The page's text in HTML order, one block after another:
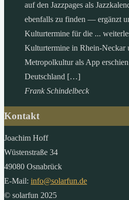
auf den Jazzpages als
ebenfalls zu finden — ergänzt
Kulturtermine für die ...
Kulturtermine in Rhein-Neckar
Metropolkultur als App
Deutschland […]
Frank Schindelbeck
Kontakt
Joachim Hoff
Wüstenstraße 34
49080 Osnabrück
E-Mail: info@solarfun.de
© solarfun 2025